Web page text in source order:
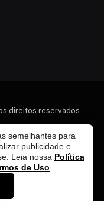
semelhantes para
publicidade e
Leia nossa Política
de Uso
direitos reservados.
Agenda Cultural
de Privacidade
Política Editorial